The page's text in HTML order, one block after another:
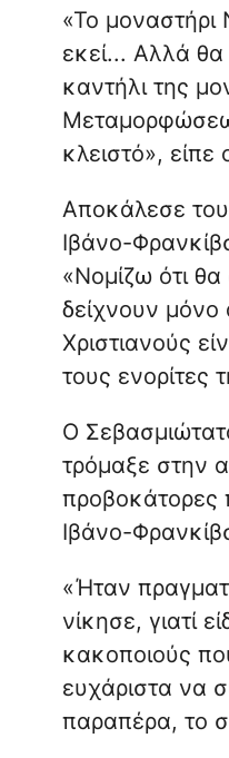
«Το
εκεί... Αλλά
καντήλι της
κλειστό»,
Αποκάλεσε
Ιβάνο-
«Νομίζω ότι
δείχνουν
Χριστιανούς
τους ενορίτες
Ο
τρόμαξε στην
προβοκάτορες
Ιβάνο-
«Ήταν
νίκησε, γιατί
κακοποιούς
ευχάριστα να
παραπέρα, το